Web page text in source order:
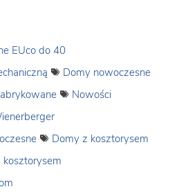
EUco do 40
Domy nowoczesne
Nowości
Domy z kosztorysem